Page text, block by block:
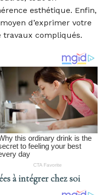
esthétique. Enfin,
d’exprimer votre
travaux compliqués.
à intégrer chez soi